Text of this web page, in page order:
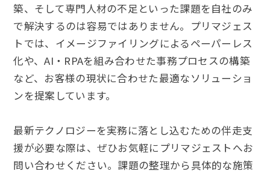
築、そして専門人材の不足といった課題を自社のみ
で解決するのは容易ではありません。プリマジェス
トでは、イメージファイリングによるペーパーレス
化や、AI・RPAを組み合わせた事務プロセスの構築
など、お客様の現状に合わせた最適なソリューショ
ンを提案しています。
最新テクノロジーを実務に落とし込むための伴走支
援が必要な際は、ぜひお気軽にプリマジェストへお
問い合わせください。課題の整理から具体的な施策